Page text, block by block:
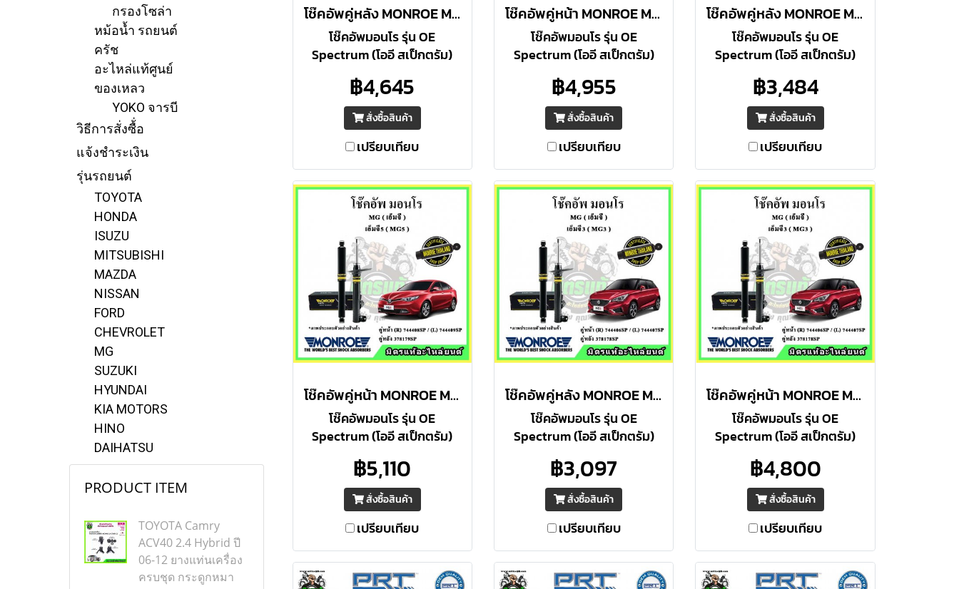
โช๊คอัพคู่หลัง MONROE MG ZS ปี 2017 ขึ้นไป OE Spectrum
โช๊คอัพมอนโร รุ่น OE
Spectrum (โออี สเป็กตรัม)
ความปลอดภัยสูงสุด ให้ความ
ควบคุมดีเยี่ยม ภายใต้การขับขี่
ต่อเนื่อง
฿4,645
สั่งซื้อสินค้า
เปรียบเทียบ
โช๊คอัพคู่หน้า MONROE MG ZS ปี 2017 ขึ้นไป OE Spectrum
โช๊คอัพมอนโร รุ่น OE
Spectrum (โออี สเป็กตรัม)
ความปลอดภัยสูงสุด ให้ความ
ควบคุมดีเยี่ยม ภายใต้การขับขี่
ต่อเนื่อง
฿4,955
สั่งซื้อสินค้า
เปรียบเทียบ
โช๊คอัพคู่หลัง MONROE MG MG5 ปี 15-18 OE Spectrum
โช๊คอัพมอนโร รุ่น OE
Spectrum (โออี สเป็กตรัม)
ความปลอดภัยสูงสุด ให้ความ
ควบคุมดีเยี่ยม ภายใต้การขับขี่
ต่อเนื่อง
฿3,484
สั่งซื้อสินค้า
เปรียบเทียบ
โช๊คอัพคู่หน้า MONROE MG MG5 ปี 15-18 OE Spectrum
โช๊คอัพมอนโร รุ่น OE
Spectrum (โออี สเป็กตรัม)
ความปลอดภัยสูงสุด ให้ความ
ควบคุมดีเยี่ยม ภายใต้การขับขี่
ต่อเนื่อง
฿5,110
สั่งซื้อสินค้า
เปรียบเทียบ
โช๊คอัพคู่หลัง MONROE MG MG3 ปี 15-19 OE Spectrum
โช๊คอัพมอนโร รุ่น OE
Spectrum (โออี สเป็กตรัม)
ความปลอดภัยสูงสุด ให้ความ
ควบคุมดีเยี่ยม ภายใต้การขับขี่
ต่อเนื่อง
฿3,097
สั่งซื้อสินค้า
เปรียบเทียบ
โช๊คอัพคู่หน้า MONROE MG MG3 ปี 15-19 OE Spectrum
โช๊คอัพมอนโร รุ่น OE
Spectrum (โออี สเป็กตรัม)
ความปลอดภัยสูงสุด ให้ความ
ควบคุมดีเยี่ยม ภายใต้การขับขี่
ต่อเนื่อง
฿4,800
สั่งซื้อสินค้า
เปรียบเทียบ
กรองโซล่า
หม้อน้ำ รถยนต์
ครัช
อะไหล่แท้ศูนย์
ของเหลว
YOKO จารบี
วิธีการสั่งซื้่อ
แจ้งชำระเงิน
รุ่นรถยนต์
TOYOTA
HONDA
ISUZU
MITSUBISHI
MAZDA
NISSAN
FORD
CHEVROLET
MG
SUZUKI
HYUNDAI
KIA MOTORS
HINO
DAIHATSU
PRODUCT ITEM
TOYOTA Camry
ACV40 2.4 Hybrid ปี
06-12 ยางแท่นเครื่อง
ครบชุด กระดูกหมา